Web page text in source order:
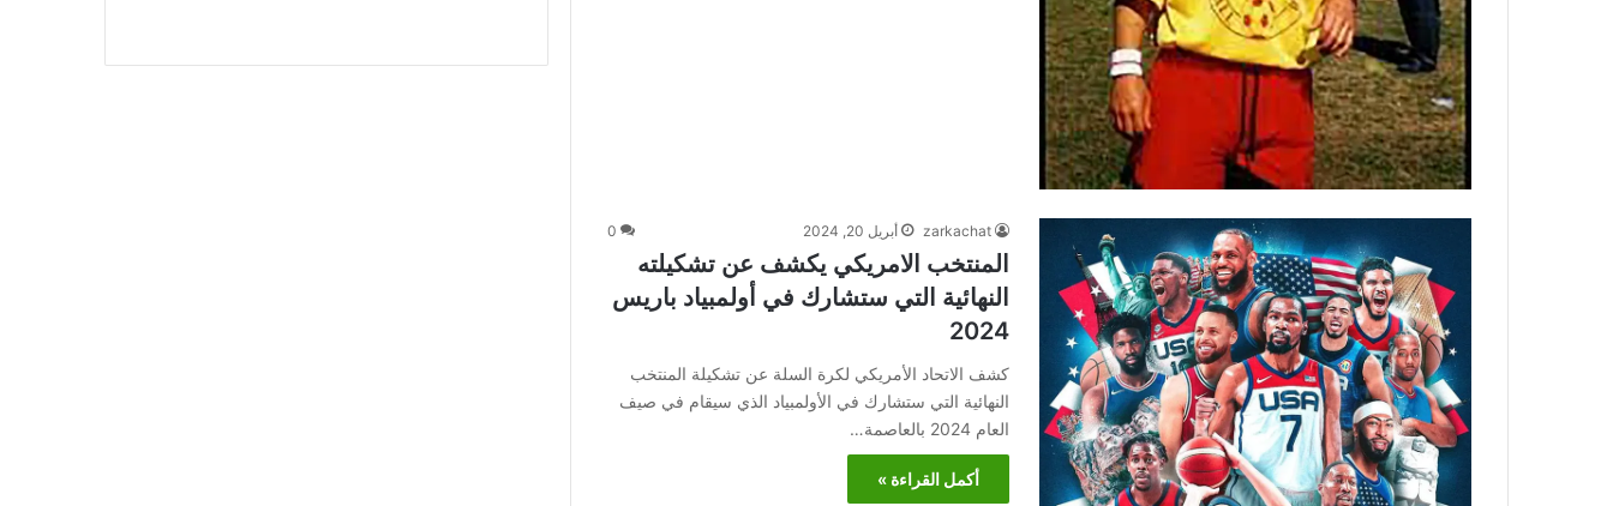
zarkachat أبريل 20, 2024 0
المنتخب الامريكي يكشف عن تشكيلته
النهائية التي ستشارك في أولمبياد باريس
2024
كشف الاتحاد الأمريكي لكرة السلة عن تشكيلة المنتخب
النهائية التي ستشارك في الأولمبياد الذي سيقام في صيف
العام 2024 بالعاصمة…
أكمل القراءة »